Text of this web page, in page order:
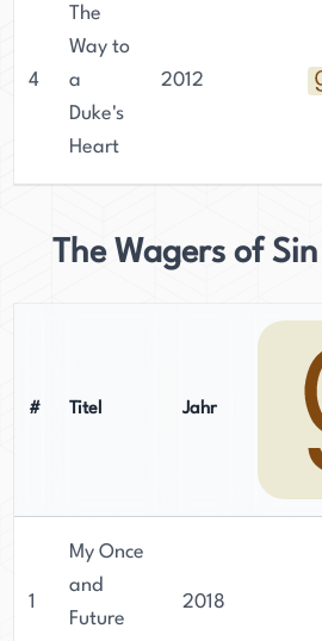
4
The
Way to
a
Duke's
Heart
2012
The Wagers of
# Titel Jahr
1
My Once
and
Future
2018